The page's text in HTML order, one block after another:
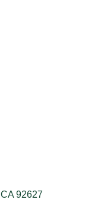
CA 92627